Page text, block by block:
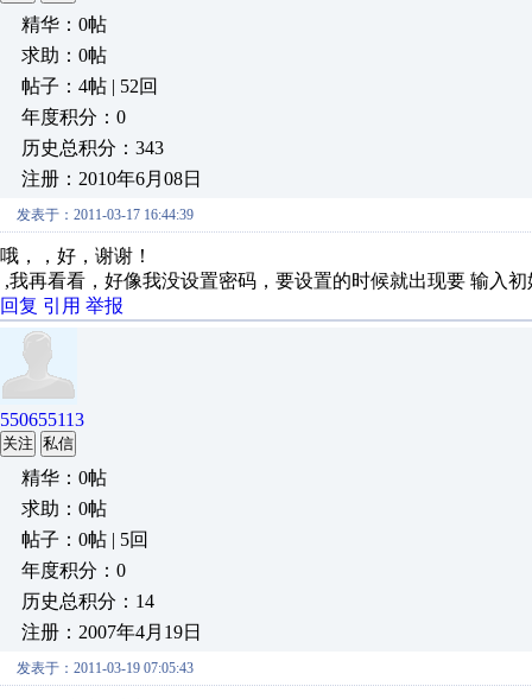
精华：0帖
求助：0帖
帖子：4帖 | 52回
年度积分：0
历史总积分：343
注册：2010年6月08日
发表于：2011-03-17 16:44:39
哦，，好，谢谢！
,我再看看，好像我没设置密码，要设置的时候就出现要 输入
回复 引用 举报
550655113
关注 私信
精华：0帖
求助：0帖
帖子：0帖 | 5回
年度积分：0
历史总积分：14
注册：2007年4月19日
发表于：2011-03-19 07:05:43